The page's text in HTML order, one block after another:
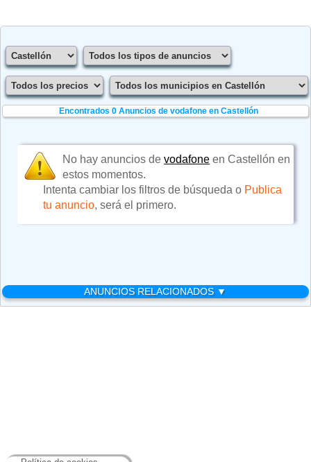
Encontrados 0 Anuncios de vodafone en Castellón
No hay anuncios devodafone en Castellón en
estos momentos.
Intenta cambiar los filtros de búsqueda o Publica
tu anuncio, será el primero.
ANUNCIOS RELACIONADOS ▼